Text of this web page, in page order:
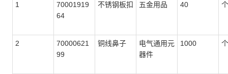
1
70001919
64
不锈钢板扣 五金用品 40 个
2
70000621
99
铜线鼻子
电气通用元
器件
1000 个